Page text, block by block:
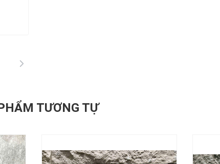
TƯƠNG TỰ